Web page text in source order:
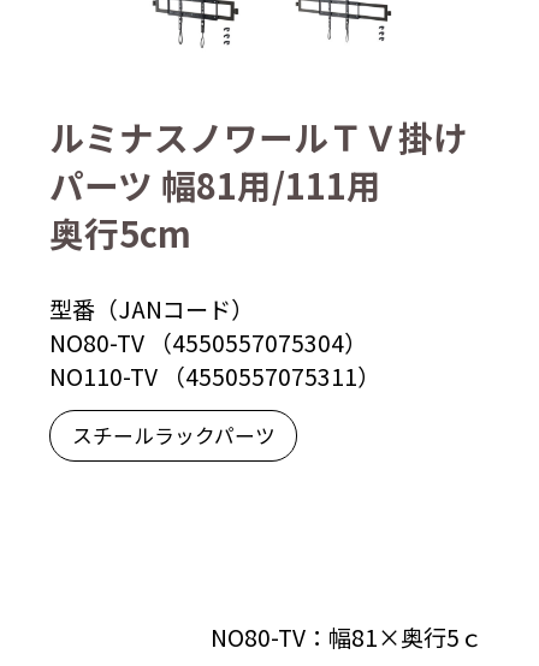
ルミナスノワールＴＶ掛け
パーツ 幅81用/111用
奥行5cm
型番（JANコード）
NO80-TV （4550557075304）
NO110-TV （4550557075311）
スチールラックパーツ
NO80-TV：幅81×奥行5ｃ